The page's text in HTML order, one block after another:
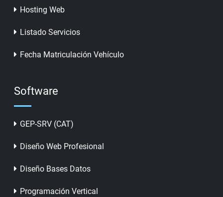
Hosting Web
Listado Servicios
Fecha Matriculación Vehículo
Software
GEP-SRV (CAT)
Diseño Web Profesional
Diseño Bases Datos
Programación Vertical